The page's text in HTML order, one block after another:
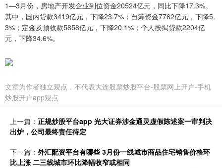
1—3月份，房地产开发企业到位资金20524亿元，同比下降17.3%。
其中，国内贷款3419亿元，下降23.7%；自筹资金7762亿元，下降5.
3%；定金及预收款5858亿元，下降20.1%；个人按揭贷款2204亿
元，下降34.6%。
文章为作者独立观点，不代表大连股票炒股平台-股票网上开户-手机
炒股开户app观点
上一篇： 正规炒股平台app 光大证券涉金通灵虚假陈述案一审判决
出炉，公司最终责任待定
下一篇： 外汇配资平台有哪些 3月份一线城市商品住宅销售价格环
比上涨 二三线城市环比降幅收窄或相同